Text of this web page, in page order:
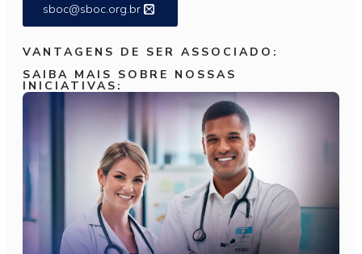
sboc@sboc.org.br
VANTAGENS DE SER ASSOCIADO:
SAIBA MAIS SOBRE NOSSAS
INICIATIVAS: